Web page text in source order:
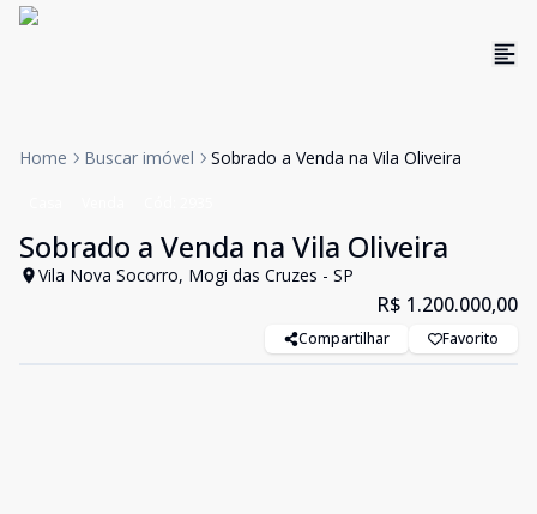
Home Buscar imóvel Sobrado a Venda na Vila Oliveira
Sobrado a Venda na Vila Oliveira
Vila Nova Socorro, Mogi das Cruzes - SP
R$ 1.200.000,00
Compartilhar Favorito